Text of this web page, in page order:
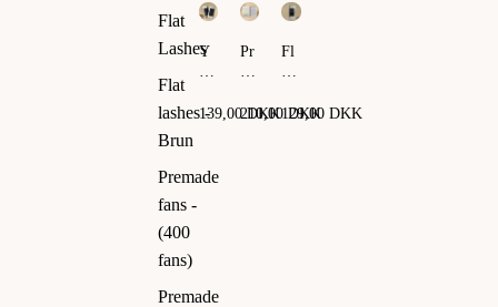
Flat
Lashes
Flat
lashes -
Brun
Premade
fans -
(400
fans)
Premade
Y
sh
139,00 DKK
Pr
e
210,00 DKK
Fl
sh
129,00 DKK